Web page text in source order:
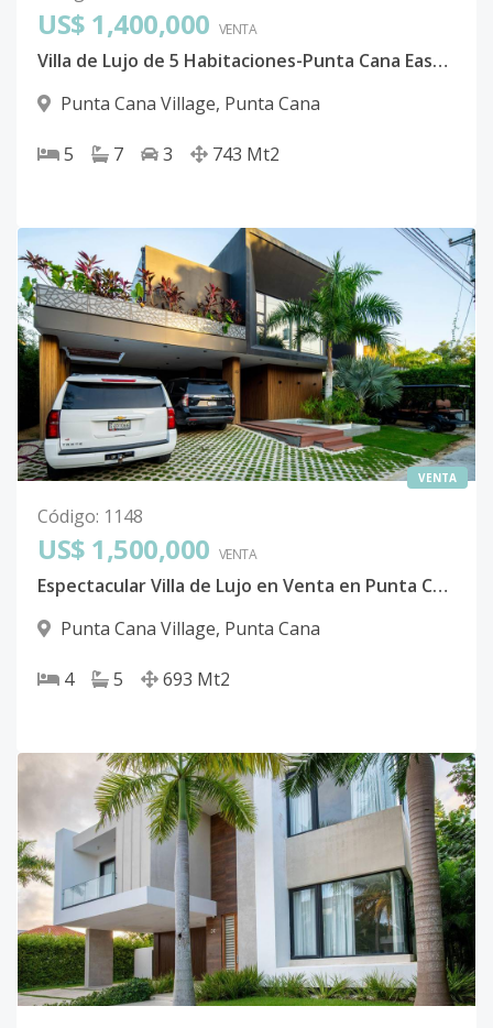
US$ 1,400,000 VENTA
Villa de Lujo de 5 Habitaciones-Punta Cana East Village
Punta Cana Village, Punta Cana
5 7 3 743 Mt2
VENTA
Código: 1148
US$ 1,500,000 VENTA
Espectacular Villa de Lujo en Venta en Punta Cana Village
Punta Cana Village, Punta Cana
4 5 693 Mt2